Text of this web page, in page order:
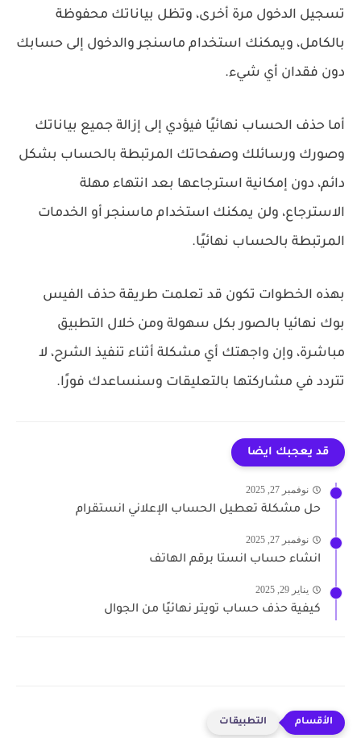
تسجيل الدخول مرة أخرى، وتظل بياناتك محفوظة
بالكامل، ويمكنك استخدام ماسنجر والدخول إلى حسابك
دون فقدان أي شيء.
أما حذف الحساب نهائيًا فيؤدي إلى إزالة جميع بياناتك
وصورك ورسائلك وصفحاتك المرتبطة بالحساب بشكل
دائم، دون إمكانية استرجاعها بعد انتهاء مهلة
الاسترجاع، ولن يمكنك استخدام ماسنجر أو الخدمات
المرتبطة بالحساب نهائيًا.
بهذه الخطوات تكون قد تعلمت طريقة حذف الفيس
بوك نهائيا بالصور بكل سهولة ومن خلال التطبيق
مباشرة، وإن واجهتك أي مشكلة أثناء تنفيذ الشرح، لا
تتردد في مشاركتها بالتعليقات وسنساعدك فورًا.
قد يعجبك ايضا
نوفمبر 27, 2025
حل مشكلة تعطيل الحساب الإعلاني انستقرام
نوفمبر 27, 2025
انشاء حساب انستا برقم الهاتف
يناير 29, 2025
كيفية حذف حساب تويتر نهائيًا من الجوال
التطبيقات